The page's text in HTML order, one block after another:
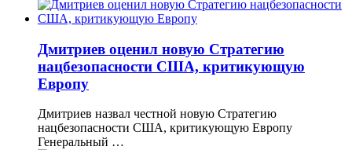
Дмитриев оценил новую Стратегию
нацбезопасности США, критикующую
Европу
Дмитриев назвал честной новую Стратегию
нацбезопасности США, критикующую Европу
Генеральный …